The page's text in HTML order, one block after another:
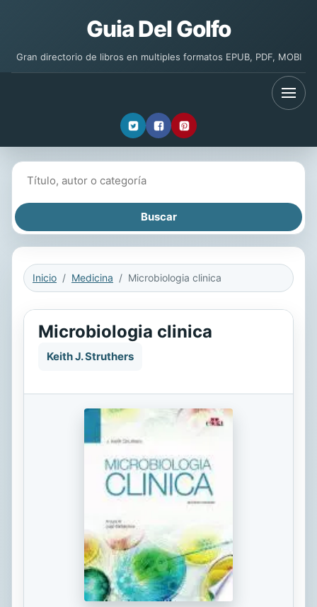
Guia Del Golfo
Gran directorio de libros en multiples formatos EPUB, PDF, MOBI
Inicio Medicina Microbiologia clinica
Microbiologia clinica
Keith J. Struthers